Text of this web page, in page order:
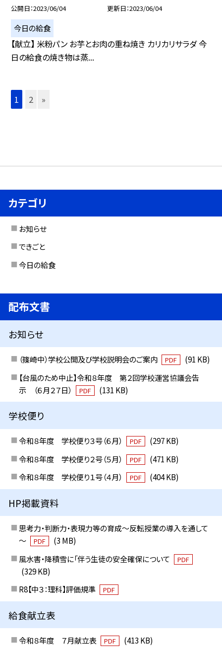
公開日 2023/06/04 更新日 2023/06/04
今日の給食
【献立】 米粉パン お芋とお肉の重ね焼き カリカリサラダ 今
日の給食の焼き物は蒸...
1 2 »
カテゴリ
お知らせ
できごと
今日の給食
配布文書
お知らせ
（篠崎中）学校公開及び学校説明会のご案内 PDF
(91 KB)
【台風のため中止】令和８年度 第２回学校運営協議会告
示 （６月２７日）
PDF (131 KB)
学校便り
令和８年度 学校便り３号（６月） PDF
(297 KB)
令和８年度 学校便り２号（５月）
PDF
(471 KB)
令和８年度 学校便り１号（４月）
PDF (404 KB)
HP掲載資料
思考力・判断力・表現力等の育成～反転授業の導入を通して
～
PDF
(3 MB)
風水害・降積雪に「伴う生徒の安全確保について
PDF
(329 KB)
R8【中３：理科】評価規準
PDF
給食献立表
令和８年度 ７月献立表 PDF
(413 KB)